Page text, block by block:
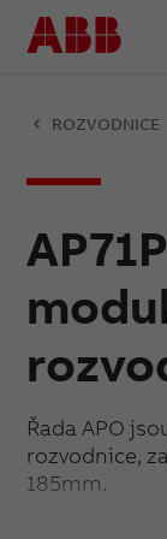
ROZVODNICE
Řada APO
rozvodnice,
185mm.